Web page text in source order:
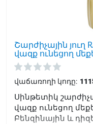
Շարժիչային յուղ
վազք ունեցող
վաճառողի կոդը:
Սինթետիկ
վազք ունեցող
Բենզինային և